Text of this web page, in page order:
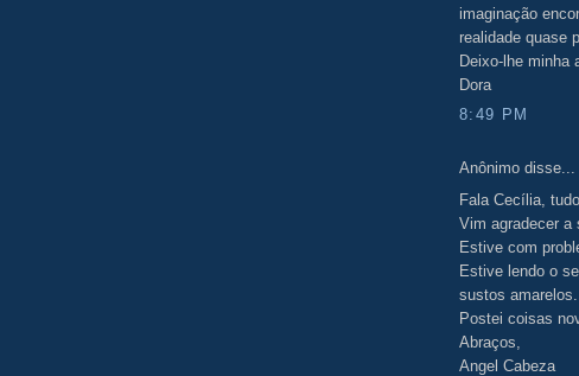
imaginação
realidade quase
Deixo-lhe minha
Dora
8:49 PM
Anônimo disse...
Fala Cecília,
Vim agradecer a
Estive com
Estive lendo o
sustos amarelos.
Postei coisas
Abraços,
Angel Cabeza